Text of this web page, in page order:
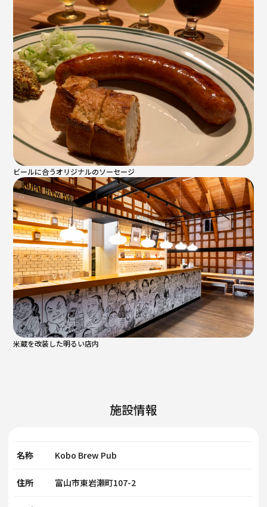
ビールに合うオリジナルのソーセージ
米蔵を改装した明るい店内
施設情報
名称 Kobo Brew Pub
住所 富山市東岩瀬町107-2